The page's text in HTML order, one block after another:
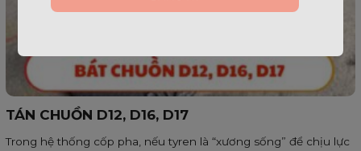
TÁN CHUỒN D12, D16, D17
Trong hệ thống cốp pha, nếu tyren là “xương sống” để chịu lực